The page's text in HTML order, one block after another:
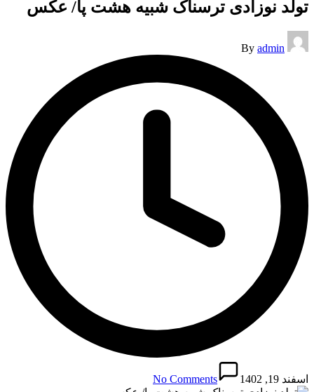
تولد نوزادی ترسناک شبیه هشت پا/ عکس
Posted
by
By admin
اسفند 19, 1402 No Comments